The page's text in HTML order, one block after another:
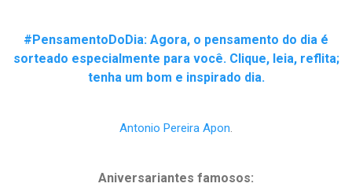
#PensamentoDoDia: Agora, o pensamento do dia é
sorteado especialmente para você. Clique, leia, reflita;
tenha um bom e inspirado dia.
Antonio Pereira Apon.
Aniversariantes famosos: